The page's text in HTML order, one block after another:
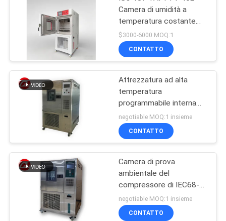
CITAZIONE
MAPPA
PRIVACY
POLICY
Miscelatore di
Banbury
32
Macchina di prova
di trazione
Camera di umidità a
temperatura costante
per camera di prova
ambientale per il
condizionamento della
$3000-6000 MOQ:1
CONTATTO
Attrezzatura ad alta
temperatura
programmabile interna
SUS304 TEMI880
negotiable MOQ:1 insieme
CONTATTO
Camera di prova
ambientale del
compressore di IEC68-2-
03 Tecumseh
negotiable MOQ:1 insieme
CONTATTO